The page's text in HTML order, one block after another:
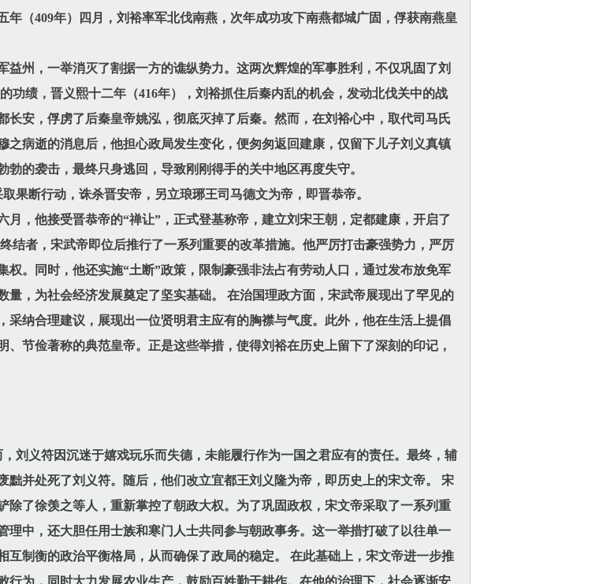
（409年）四月，刘裕率军北伐南燕，次年成功攻下南燕都城广固，俘获南燕皇
，一举消灭了割据一方的谯纵势力。这两次辉煌的军事胜利，不仅巩固了刘
功绩，晋义熙十二年（416年），刘裕抓住后秦内乱的机会，发动北伐关中的战
安，俘虏了后秦皇帝姚泓，彻底灭掉了后秦。然而，在刘裕心中，取代司马氏
之病逝的消息后，他担心政局发生变化，便匆匆返回建康，仅留下儿子刘义真镇
的袭击，最终只身逃回，导致刚刚得手的关中地区再度失守。
断行动，诛杀晋安帝，另立琅琊王司马德文为帝，即晋恭帝。
他接受晋恭帝的“禅让”，正式登基称帝，建立刘宋王朝，定都建康，开启了
结者，宋武帝即位后推行了一系列重要的改革措施。他严厉打击豪强势力，严厉
。同时，他还实施“土断”政策，限制豪强非法占有劳动人口，通过发布放免军
量，为社会经济发展奠定了坚实基础。 在治国理政方面，宋武帝展现出了罕见的
采纳合理建议，展现出一位贤明君主应有的胸襟与气度。此外，他在生活上提倡
节俭著称的典范皇帝。正是这些举措，使得刘裕在历史上留下了深刻的印记，
刘义符因沉迷于嬉戏玩乐而失德，未能履行作为一国之君应有的责任。最终，辅
并处死了刘义符。随后，他们改立宜都王刘义隆为帝，即历史上的宋文帝。 宋
除了徐羡之等人，重新掌控了朝政大权。为了巩固政权，宋文帝采取了一系列重
理中，还大胆任用士族和寒门人士共同参与朝政事务。这一举措打破了以往单一
互制衡的政治平衡格局，从而确保了政局的稳定。 在此基础上，宋文帝进一步推
行为，同时大力发展农业生产，鼓励百姓勤于耕作。在他的治理下，社会逐渐安